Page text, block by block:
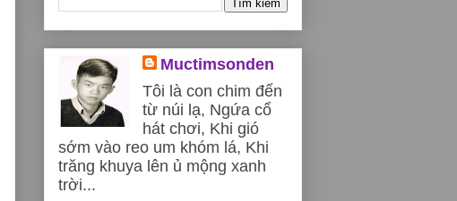
Muctimsonden
Tôi là con chim đến
từ núi lạ, Ngứa cổ
hát chơi, Khi gió
sớm vào reo um khóm lá, Khi
trăng khuya lên ủ mộng xanh
trời...